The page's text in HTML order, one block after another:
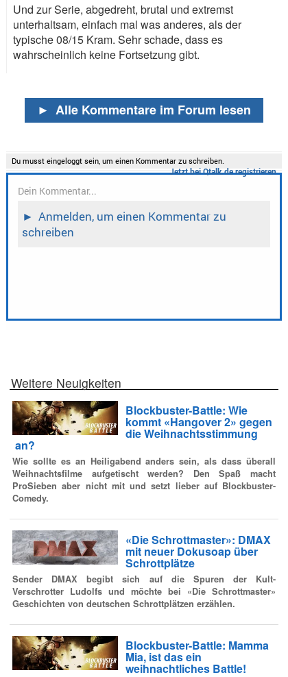
Und zur Serie, abgedreht, brutal und extremst
unterhaltsam, einfach mal was anderes, als der
typische 08/15 Kram. Sehr schade, dass es
wahrscheinlich keine Fortsetzung gibt.
► Alle Kommentare im Forum lesen
Weitere Neuigkeiten
Blockbuster-Battle: Wie
kommt «Hangover 2» gegen
die Weihnachtsstimmung
an?
Wie sollte es an Heiligabend anders sein, als dass überall
Weihnachtsfilme aufgetischt werden? Den Spaß macht
ProSieben aber nicht mit und setzt lieber auf Blockbuster-
Comedy.
«Die Schrottmaster»: DMAX
mit neuer Dokusoap über
Schrottplätze
Sender DMAX begibt sich auf die Spuren der Kult-
Verschrotter Ludolfs und möchte bei «Die Schrottmaster»
Geschichten von deutschen Schrottplätzen erzählen.
Blockbuster-Battle: Mamma
Mia, ist das ein
weihnachtliches Battle!